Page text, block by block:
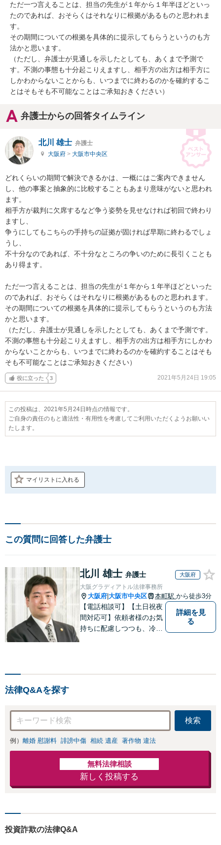
ただ一つ言えることは、担当の先生が１年から１年半ほどといっ
たのであれば、おそらくはそれなりに根拠があるものと思われま
す。
その期間についての根拠を具体的に提示してもらうというのも方
法かと思います。
（ただし、弁護士が見通しを示したとしても、あくまで予測で
す。不測の事態も十分起こりえますし、相手方の出方は相手方に
しかわからないことからも、いつまでに終わるのかを確約するこ
とはそもそも不可能なことはご承知おきください）
弁護士からの回答タイムライン
北川 雄士 弁護士
大阪府 > 大阪市中央区
どれくらいの期間で解決できるかは、一概にはご案内できません
し、他の事案と抽象的に比較することもあまり意味がないと思われ
ます。
相手方が裁判に欠席するなど争う姿勢を見せなければ初回で終わり
ますし、
争うにしてもこちらの手持ちの証拠が固ければ早期に終わるでしょ
うし、
不十分なのであれば、不十分なところの争いのために長引くことも
あり得ます。
ただ一つ言えることは、担当の先生が１年から１年半ほどといった
のであれば、おそらくはそれなりに根拠があるものと思われます。
その期間についての根拠を具体的に提示してもらうというのも方法
かと思います。
（ただし、弁護士が見通しを示したとしても、あくまで予測です。
不測の事態も十分起こりえますし、相手方の出方は相手方にしかわ
からないことからも、いつまでに終わるのかを確約することはそも
そも不可能なことはご承知おきください）
役に立った 3 2021年5月24日 19:05
この投稿は、2021年5月24日時点の情報です。
ご自身の責任のもと適法性・有用性を考慮してご利用いただくようお願いい
たします。
マイリストに入れる
この質問に回答した弁護士
北川 雄士 弁護士 大阪府
大阪グラディアトル法律事務所
大阪府 大阪市中央区 本町駅 から徒歩3分
【電話相談可】【土日祝夜
間対応可】依頼者様のお気
持ちに配慮しつつも、冷静
詳細を見
る
法律Q&Aを探す
検索
例） 離婚 慰謝料 誹謗中傷 相続 遺産 著作物 違法
無料法律相談
新しく投稿する
投資詐欺の法律Q&A